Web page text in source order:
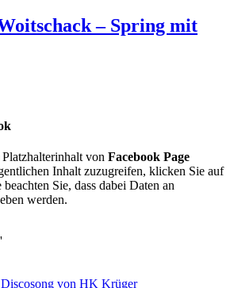
– Spring mit
Platzhalterinhalt von Facebook Page
Inhalt zuzugreifen, klicken Sie auf
Sie, dass dabei Daten an
werden.
'
von HK Krüger